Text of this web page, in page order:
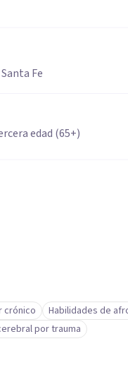
Fe
edad (65+)
crónico Habilidades de
por trauma